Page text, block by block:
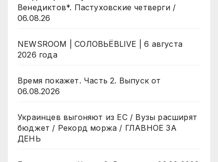
Венедиктов*. Пастуховские четверги /
06.08.26
NEWSROOM | СОЛОВЬЁВLIVE | 6 августа
2026 года
Время покажет. Часть 2. Выпуск от
06.08.2026
Украинцев выгоняют из ЕС / Вузы расширят
бюджет / Рекорд моржа / ГЛАВНОЕ ЗА
ДЕНЬ